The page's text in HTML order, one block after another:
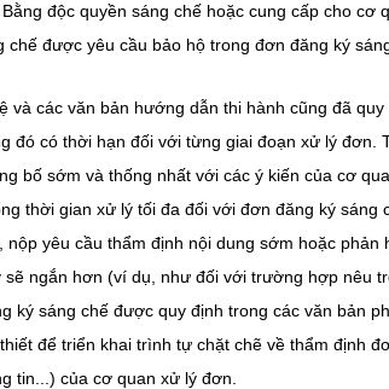
độc quyền sáng chế hoặc cung cấp cho
chế được yêu cầu bảo hộ trong đơn đăng ký
và các văn bản hướng dẫn thi hành cũng đã
đó có thời hạn đối với từng giai đoạn xử lý
bố sớm và thống nhất với các ý kiến của cơ
thời gian xử lý tối đa đối với đơn đăng ký sáng
nộp yêu cầu thẩm định nội dung sớm hoặc
ngắn hơn (ví dụ, như đối với trường hợp nêu
ký sáng chế được quy định trong các văn bản
để triển khai trình tự chặt chẽ về thẩm định
tin...) của cơ quan xử lý đơn.